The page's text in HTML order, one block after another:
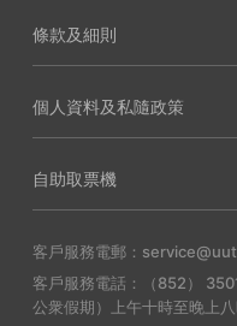
條款及細則
個人資料及私隨政策
自助取票機
客戶服務電郵：
客戶服務電話：（852）
公衆假期）上午十時至晚上